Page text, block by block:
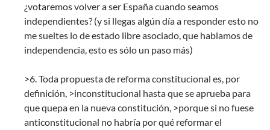
¿votaremos volver a ser España cuando seamos
independientes? (y si llegas algún día a responder esto no
me sueltes lo de estado libre asociado, que hablamos de
independencia, esto es sólo un paso más)
>6. Toda propuesta de reforma constitucional es, por
definición, >inconstitucional hasta que se aprueba para
que quepa en la nueva constitución, >porque si no fuese
anticonstitucional no habría por qué reformar el